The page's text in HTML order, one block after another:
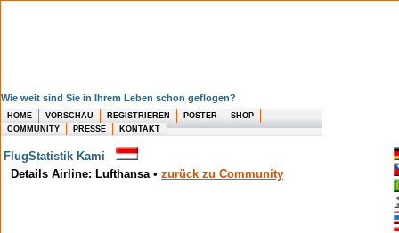
Wie weit sind Sie in Ihrem Leben schon geflogen?
HOME VORSCHAU REGISTRIEREN POSTER
SHOP
COMMUNITY
PRESSE KONTAKT
FlugStatistik Kami
Details Airline: Lufthansa• zurück zu Community